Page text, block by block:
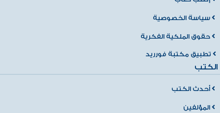
سياسة الخصوصية
حقوق الملكية الفكرية
تطبيق مكتبة فورريد
الكتب
أحدث الكتب
المؤلفين